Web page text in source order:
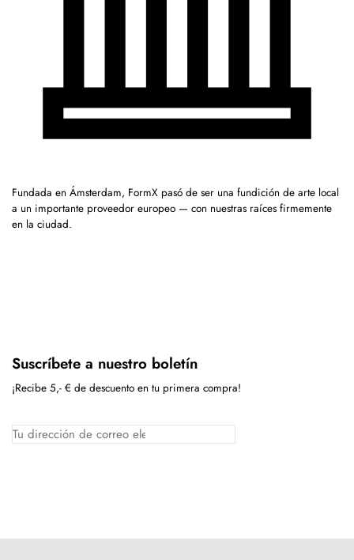
Fundada en Ámsterdam, FormX pasó de ser una fundición de arte local
a un importante proveedor europeo — con nuestras raíces firmemente
en la ciudad.
Suscríbete a nuestro boletín
¡Recibe 5,- € de descuento en tu primera compra!